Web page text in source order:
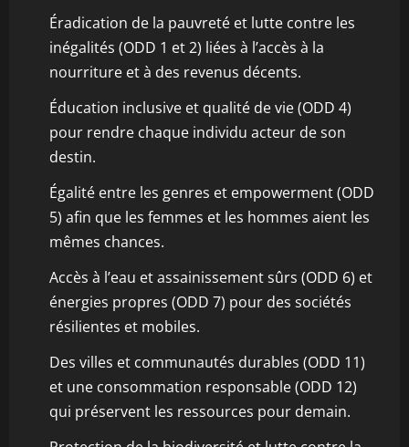
Éradication de la pauvreté et lutte contre les
inégalités (ODD 1 et 2) liées à l’accès à la
nourriture et à des revenus décents.
Éducation inclusive et qualité de vie (ODD 4)
pour rendre chaque individu acteur de son
destin.
Égalité entre les genres et empowerment (ODD
5) afin que les femmes et les hommes aient les
mêmes chances.
Accès à l’eau et assainissement sûrs (ODD 6) et
énergies propres (ODD 7) pour des sociétés
résilientes et mobiles.
Des villes et communautés durables (ODD 11)
et une consommation responsable (ODD 12)
qui préservent les ressources pour demain.